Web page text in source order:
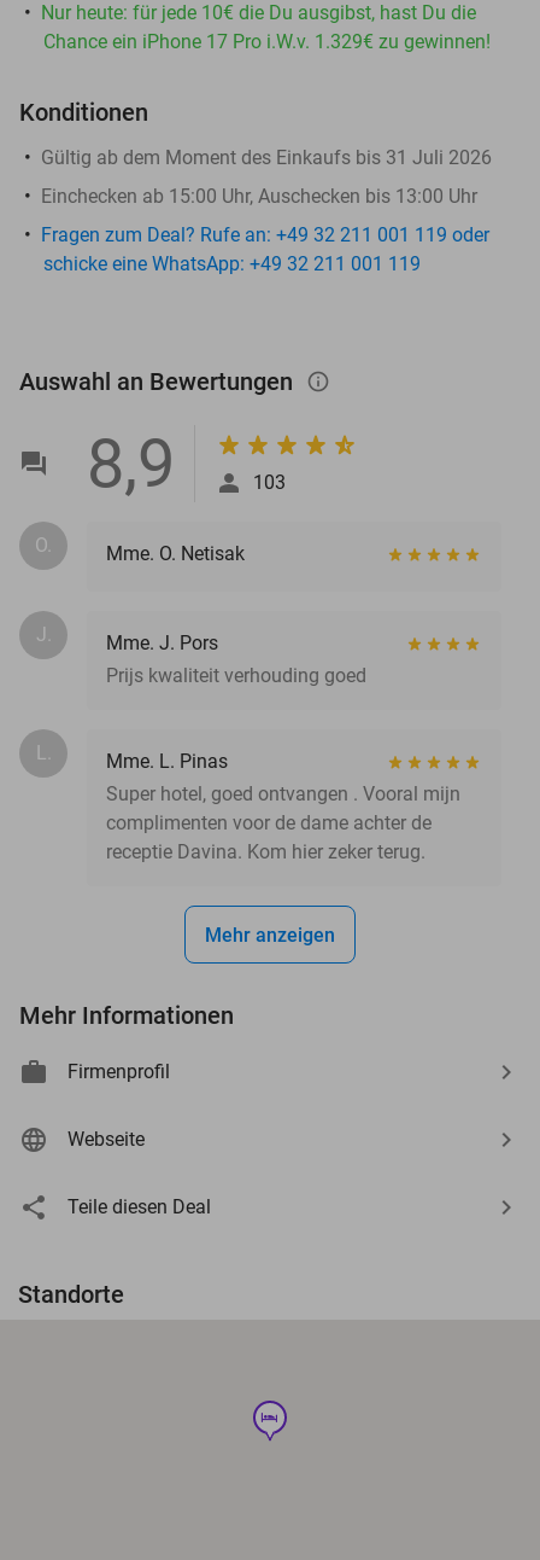
Nur heute: für jede 10€ die Du ausgibst, hast Du die
Chance ein iPhone 17 Pro i.W.v. 1.329€ zu gewinnen!
Konditionen
Gültig ab dem Moment des Einkaufs bis 31 Juli 2026
Einchecken ab 15:00 Uhr, Auschecken bis 13:00 Uhr
Fragen zum Deal? Rufe an: +49 32 211 001 119 oder
schicke eine WhatsApp: +49 32 211 001 119
Auswahl an Bewertungen info_outlined
8,9 103
O. Mme. O. Netisak
J.
Mme. J. Pors
Prijs kwaliteit verhouding goed
L.
Mme. L. Pinas
Super hotel, goed ontvangen . Vooral mijn
complimenten voor de dame achter de
receptie Davina. Kom hier zeker terug.
Mehr anzeigen
Mehr Informationen
Firmenprofil
Webseite
Teile diesen Deal
Standorte
hotel